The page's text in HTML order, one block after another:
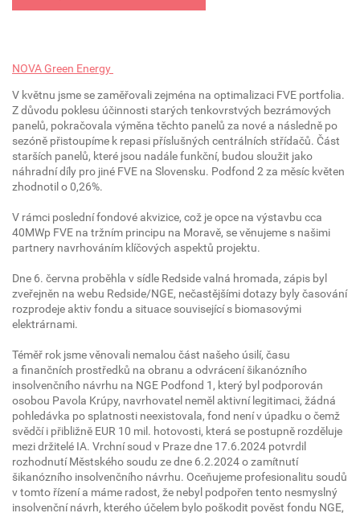
NOVA Green Energy
V květnu jsme se zaměřovali zejména na optimalizaci FVE portfolia.
Z důvodu poklesu účinnosti starých tenkovrstvých bezrámových
panelů, pokračovala výměna těchto panelů za nové a následně po
sezóně přistoupíme k repasi příslušných centrálních střídačů. Část
starších panelů, které jsou nadále funkční, budou sloužit jako
náhradní díly pro jiné FVE na Slovensku. Podfond 2 za měsíc květen
zhodnotil o 0,26%.
V rámci poslední fondové akvizice, což je opce na výstavbu cca
40MWp FVE na tržním principu na Moravě, se věnujeme s našimi
partnery navrhováním klíčových aspektů projektu.
Dne 6. června proběhla v sídle Redside valná hromada, zápis byl
zveřejněn na webu Redside/NGE, nečastějšími dotazy byly časování
rozprodeje aktiv fondu a situace související s biomasovými
elektrárnami.
Téměř rok jsme věnovali nemalou část našeho úsilí, času
a finančních prostředků na obranu a odvrácení šikanózního
insolvenčního návrhu na NGE Podfond 1, který byl podporován
osobou Pavola Krúpy, navrhovatel neměl aktivní legitimaci, žádná
pohledávka po splatnosti neexistovala, fond není v úpadku o čemž
svědčí i přibližně EUR 10 mil. hotovosti, která se postupně rozděluje
mezi držitelé IA. Vrchní soud v Praze dne 17.6.2024 potvrdil
rozhodnutí Městského soudu ze dne 6.2.2024 o zamítnutí
šikanózního insolvenčního návrhu. Oceňujeme profesionalitu soudů
v tomto řízení a máme radost, že nebyl podpořen tento nesmyslný
insolvenční návrh, kterého účelem bylo poškodit pověst fondu NGE,